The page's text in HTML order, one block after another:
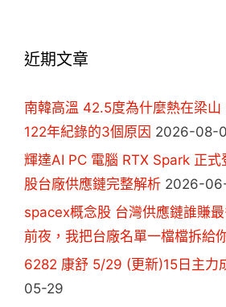
近期文章
南韓高溫 42.5度為什麼熱在梁山
122年紀錄的3個原因 2026-08-
輝達AI PC 電腦 RTX Spark 正式
股台廠供應鏈完整解析 2026-
spacex概念股 台灣供應鏈誰賺
前夜，我把台廠名單一檔檔拆給
6282 康舒 5/29 (更新)15日主力
05-29